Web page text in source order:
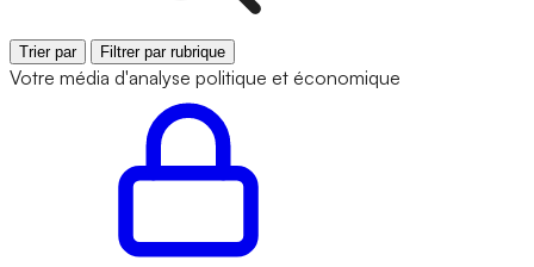
Trier par Filtrer par rubrique
Votre média d'analyse politique et économique